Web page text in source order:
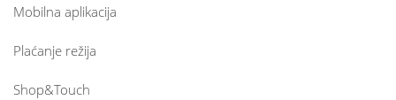
Mobilna aplikacija
Plaćanje režija
Shop&Touch